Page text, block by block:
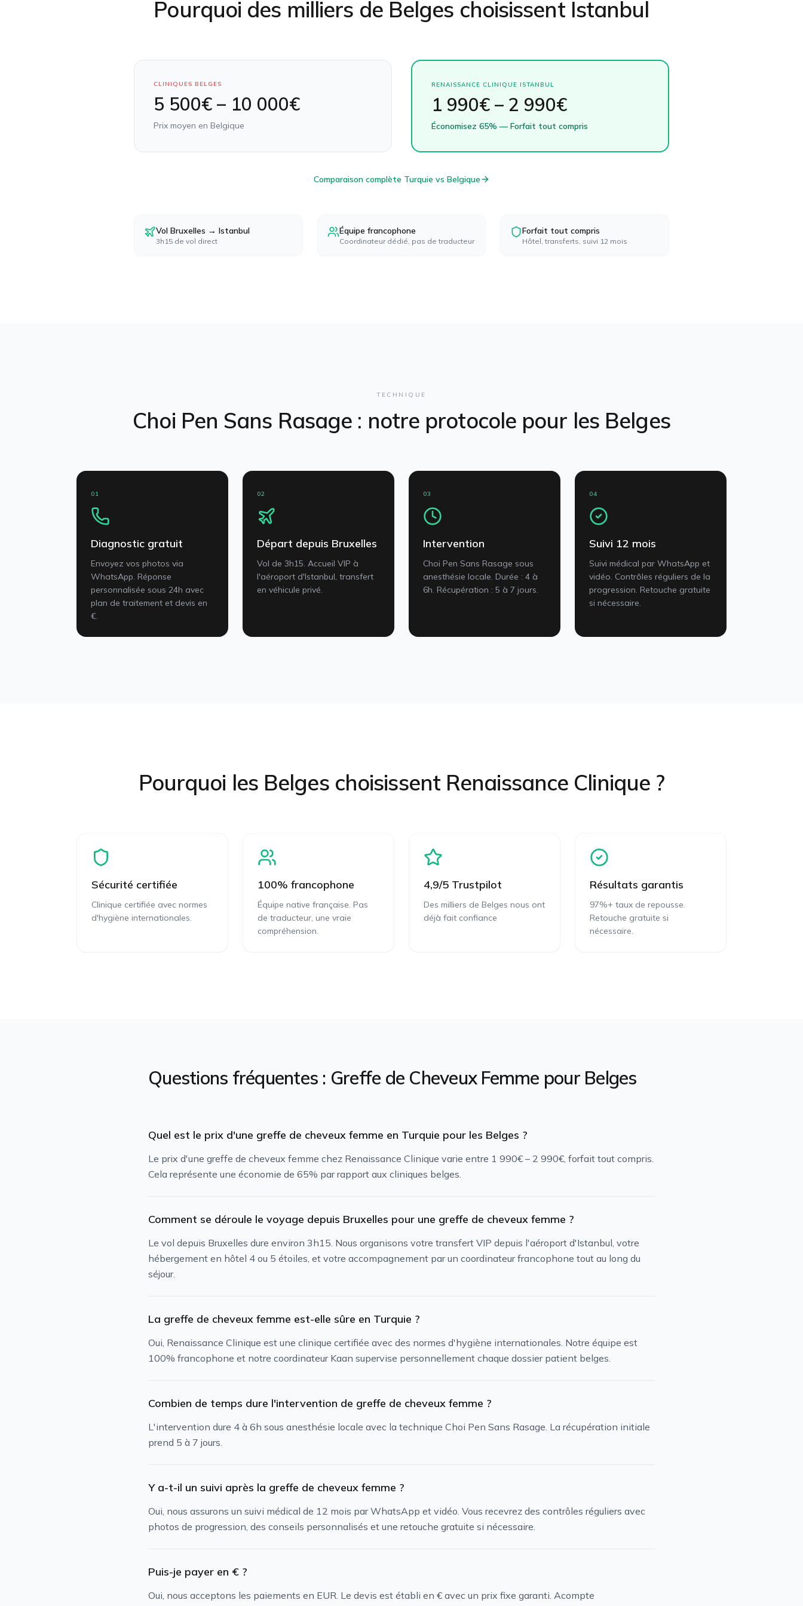
Pourquoi des milliers de Belges choisissent Istanbul
CLINIQUES BELGES
5 500€ – 10 000€
Prix moyen en Belgique
RENAISSANCE CLINIQUE ISTANBUL
1 990€ – 2 990€
Économisez 65% — Forfait tout compris
Comparaison complète Turquie vs Belgique
Vol Bruxelles → Istanbul
3h15 de vol direct
Équipe francophone
Coordinateur dédié, pas de traducteur
Forfait tout compris
Hôtel, transferts, suivi 12 mois
TECHNIQUE
Choi Pen Sans Rasage : notre protocole pour les Belges
01
Diagnostic gratuit
Envoyez vos photos via
WhatsApp. Réponse
personnalisée sous 24h avec
plan de traitement et devis en
€.
02
Départ depuis Bruxelles
Vol de 3h15. Accueil VIP à
l'aéroport d'Istanbul, transfert
en véhicule privé.
03
Intervention
Choi Pen Sans Rasage sous
anesthésie locale. Durée : 4 à
6h. Récupération : 5 à 7 jours.
04
Suivi 12 mois
Suivi médical par WhatsApp et
vidéo. Contrôles réguliers de la
progression. Retouche gratuite
si nécessaire.
Pourquoi les Belgeschoisissent Renaissance Clinique ?
Sécurité certifiée
Clinique certifiée avec normes
d'hygiène internationales.
100% francophone
Équipe native française. Pas
de traducteur, une vraie
compréhension.
4,9/5 Trustpilot
Des milliers de Belges nous ont
déjà fait confiance
Résultats garantis
97%+ taux de repousse.
Retouche gratuite si
nécessaire.
Questions fréquentes : Greffe de Cheveux Femme pour Belges
Quel est le prix d'une greffe de cheveux femme en Turquie pour les Belges ?
Le prix d'une greffe de cheveux femme chez Renaissance Clinique varie entre 1 990€ – 2 990€, forfait tout compris.
Cela représente une économie de 65% par rapport aux cliniques belges.
Comment se déroule le voyage depuis Bruxelles pour une greffe de cheveux femme ?
Le vol depuis Bruxelles dure environ 3h15. Nous organisons votre transfert VIP depuis l'aéroport d'Istanbul, votre
hébergement en hôtel 4 ou 5 étoiles, et votre accompagnement par un coordinateur francophone tout au long du
séjour.
La greffe de cheveux femme est-elle sûre en Turquie ?
Oui, Renaissance Clinique est une clinique certifiée avec des normes d'hygiène internationales. Notre équipe est
100% francophone et notre coordinateur Kaan supervise personnellement chaque dossier patient belges.
Combien de temps dure l'intervention de greffe de cheveux femme ?
L'intervention dure 4 à 6h sous anesthésie locale avec la technique Choi Pen Sans Rasage. La récupération initiale
prend 5 à 7 jours.
Y a-t-il un suivi après la greffe de cheveux femme ?
Oui, nous assurons un suivi médical de 12 mois par WhatsApp et vidéo. Vous recevrez des contrôles réguliers avec
photos de progression, des conseils personnalisés et une retouche gratuite si nécessaire.
Puis-je payer en € ?
Oui, nous acceptons les paiements en EUR. Le devis est établi en € avec un prix fixe garanti. Acompte